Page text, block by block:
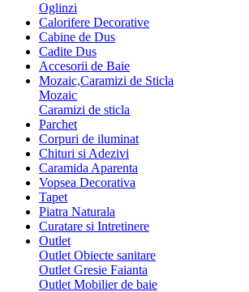
Oglinzi
Calorifere Decorative
Cabine de Dus
Cadite Dus
Accesorii de Baie
Mozaic,Caramizi de Sticla
Mozaic
Caramizi de sticla
Parchet
Corpuri de iluminat
Chituri si Adezivi
Caramida Aparenta
Vopsea Decorativa
Tapet
Piatra Naturala
Curatare si Intretinere
Outlet
Outlet Obiecte sanitare
Outlet Gresie Faianta
Outlet Mobilier de baie